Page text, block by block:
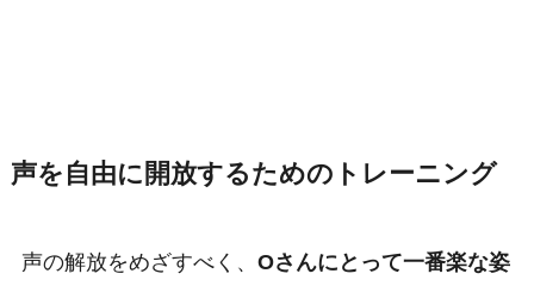
声を自由に開放するためのトレーニング
声の解放をめざすべく、 Oさんにとって一番楽な姿